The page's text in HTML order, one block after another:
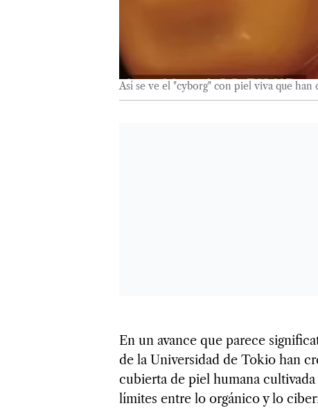
Así se ve el "cyborg" con piel viva que han
En un avance que parece
de la Universidad de Tokio han
cubierta de piel humana
límites entre lo orgánico y lo